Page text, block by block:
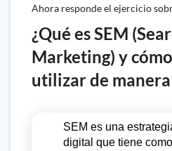
Ahora responde el ejercicio
¿Qué es SEM
Marketing) y
utilizar de
SEM es una
digital que tiene